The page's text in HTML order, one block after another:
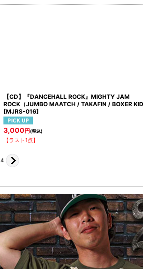
【CD】『DANCEHALL ROCK』MIGHTY JAM
ROCK（JUMBO MAATCH / TAKAFIN / BOXER KID
[MJRS-016]
3,000 円(税込)
【ラスト1点】
4